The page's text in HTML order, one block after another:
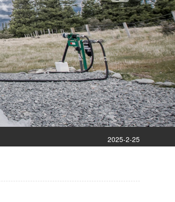
2024-10-15
2025-12-5
2025-9-12
2025-8-12
2025-5-10
2025-4-3
2025-2-25
2025-1-8
2024-12-9